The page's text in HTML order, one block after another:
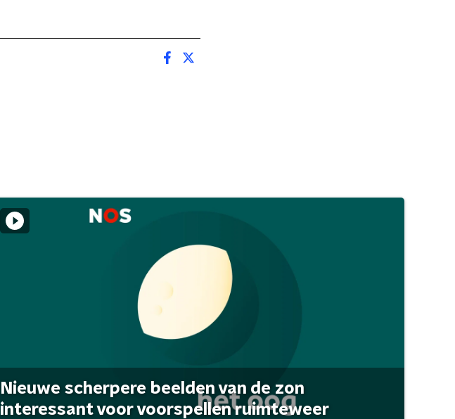
Nieuwe scherpere beelden van de zon
interessant voor voorspellen ruimteweer